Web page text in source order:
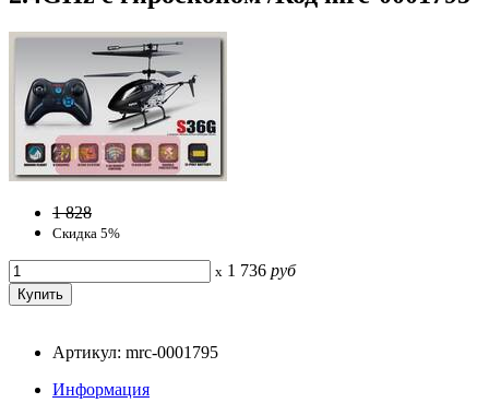
1 828
Скидка 5%
x 1 736 руб
Артикул: mrc-0001795
Информация